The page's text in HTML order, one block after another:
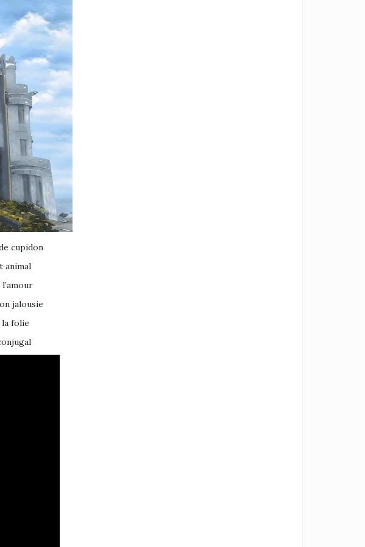
cupidon
animal
jalousie
la folie